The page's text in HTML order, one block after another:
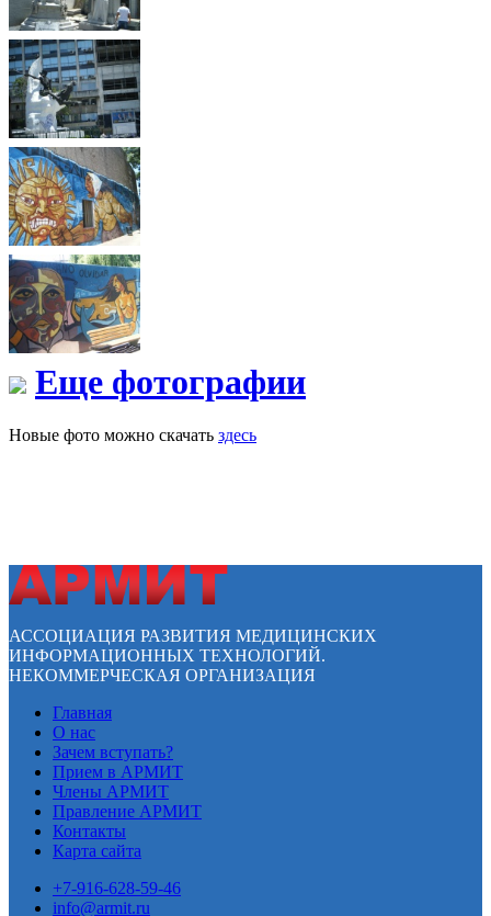
Еще фотографии
Новые фото можно скачать здесь
АССОЦИАЦИЯ РАЗВИТИЯ МЕДИЦИНСКИХ
ИНФОРМАЦИОННЫХ ТЕХНОЛОГИЙ.
НЕКОММЕРЧЕСКАЯ ОРГАНИЗАЦИЯ
Главная
О нас
Зачем вступать?
Прием в АРМИТ
Члены АРМИТ
Правление АРМИТ
Контакты
Карта сайта
+7-916-628-59-46
info@armit.ru